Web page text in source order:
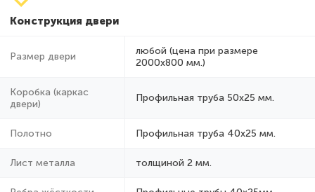
Конструкция двери
Размер двери
любой (цена при размере
2000x800 мм.)
Коробка (каркас
двери)
Профильная труба 50х25 мм.
Полотно Профильная труба 40х25 мм.
Лист металла толщиной 2 мм.